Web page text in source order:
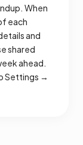
When
each
and
shared
ahead.
Settings →